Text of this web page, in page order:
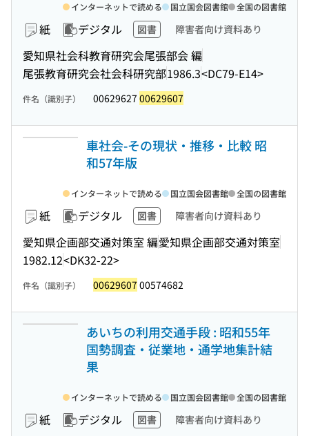
紙 デジタル 図書 障害者向け資料あり
愛知県社会科教育研究会尾張部会 編
尾張教育研究会社会科研究部1986.3<DC79-E14>
インターネットで読める 国立国会図書館 全国の図書館
件名（識別子） 00629627 00629607
車社会-その現状・推移・比較 昭
和57年版
紙 デジタル 図書 障害者向け資料あり
愛知県企画部交通対策室 編愛知県企画部交通対策室
1982.12<DK32-22>
インターネットで読める 国立国会図書館 全国の図書館
件名（識別子） 00629607 00574682
あいちの利用交通手段 : 昭和55年
国勢調査・従業地・通学地集計結
果
紙 デジタル 図書 障害者向け資料あり
インターネットで読める 国立国会図書館 全国の図書館